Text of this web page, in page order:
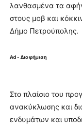
λανθασμένα τα
στους μοβ και
Δήμο Πετρούπολης.
Ad - Διαφήμιση
Στο πλαίσιο του
ανακύκλωσης και
ενδυμάτων και